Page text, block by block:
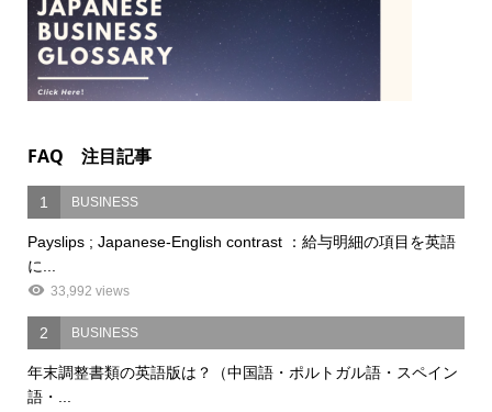
FAQ 注目記事
1 BUSINESS
Payslips ; Japanese-English contrast ：給与明細の項目を英語
に...
33,992 views
2 BUSINESS
年末調整書類の英語版は？（中国語・ポルトガル語・スペイン
語・...